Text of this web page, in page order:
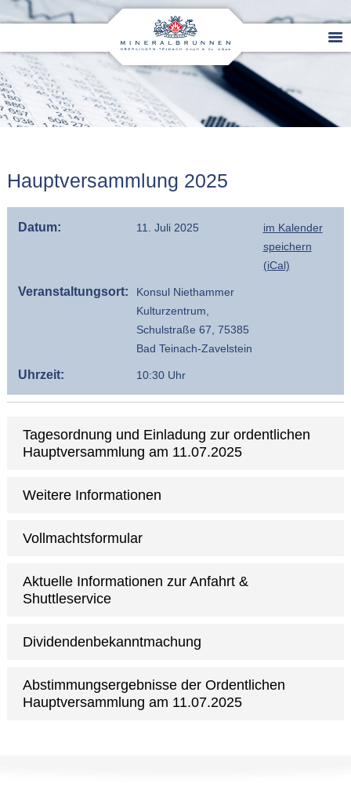
Hauptversammlung 2025
Datum: 11. Juli 2025
im Kalender
speichern
(iCal)
Veranstaltungsort:
Konsul Niethammer
Kulturzentrum,
Schulstraße 67, 75385
Bad Teinach-Zavelstein
Uhrzeit: 10:30 Uhr
Tagesordnung und Einladung zur ordentlichen
Hauptversammlung am 11.07.2025
Weitere Informationen
Vollmachtsformular
Aktuelle Informationen zur Anfahrt &
Shuttleservice
Dividendenbekanntmachung
Abstimmungsergebnisse der Ordentlichen
Hauptversammlung am 11.07.2025